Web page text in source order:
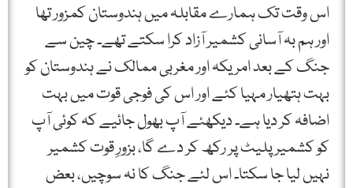
اس وقت تک ہمارے مقابلہ میں ہندوستان کمزور تھا
اور ہم بہ آسانی کشمیر آزاد کرا سکتے تھے۔ چین سے
جنگ کے بعد امریکہ اور مغربی ممالک نے ہندوستان کو
بہت ہتھیار مہیا کئے اور اس کی فوجی قوت میں بہت
اضافہ کر دیا ہے۔ دیکھئے آپ بھول جائیے کہ کوئی آپ
کو کشمیر پلیٹ پر رکھ کر دے گا، بزورِ قوت کشمیر
نہیں لیا جا سکتا۔ اس لئے جنگ کا نہ سوچیں، بعض